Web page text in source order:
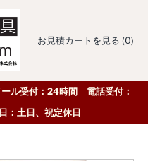
お見積カートを見る (0)
ル受付：24時間 電話受付：
土日、祝定休日